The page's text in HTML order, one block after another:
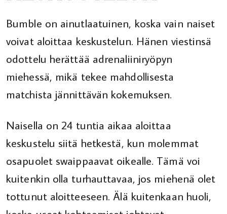
Bumble on ainutlaatuinen, koska vain naiset
voivat aloittaa keskustelun. Hänen viestinsä
odottelu herättää adrenaliiniryöpyn
miehessä, mikä tekee mahdollisesta
matchista jännittävän kokemuksen.
Naisella on 24 tuntia aikaa aloittaa
keskustelu siitä hetkestä, kun molemmat
osapuolet swaippaavat oikealle. Tämä voi
kuitenkin olla turhauttavaa, jos miehenä olet
tottunut aloitteeseen. Älä kuitenkaan huoli,